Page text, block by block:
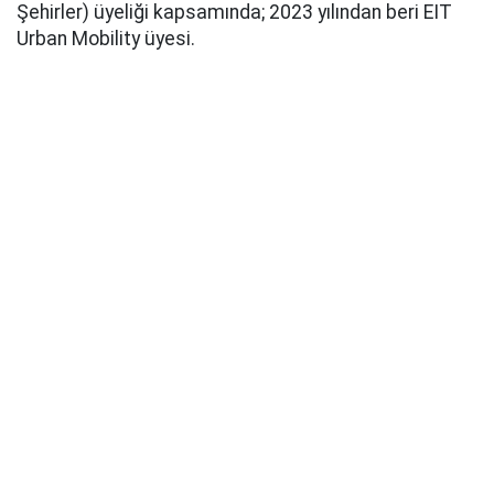
Şehirler) üyeliği kapsamında; 2023 yılından beri EIT
Urban Mobility üyesi.